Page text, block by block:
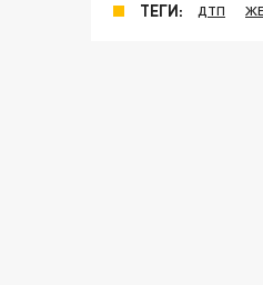
ТЕГИ: ДТП